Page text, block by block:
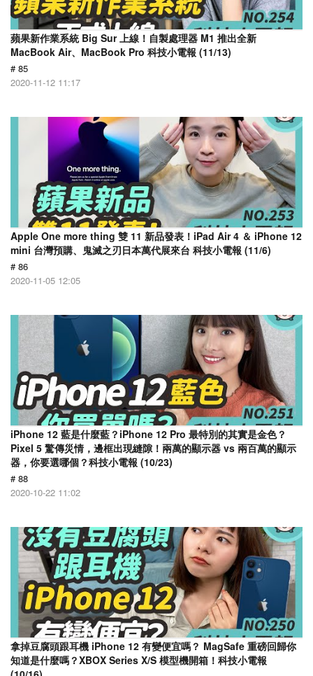
蘋果新作業系統 Big Sur 上線！自製處理器 M1 推出全新
MacBook Air、MacBook Pro 科技小電報 (11/13)
# 85
2020-11-12 11:17
Apple One more thing 雙 11 新品發表！iPad Air 4 ＆ iPhone 12
mini 台灣預購、鬼滅之刃日本萬代展來台 科技小電報 (11/6)
# 86
2020-11-05 12:05
iPhone 12 藍是什麼藍？iPhone 12 Pro 最特別的其實是金色？
Pixel 5 驚傳災情，邊框出現縫隙！兩萬的顯示器 vs 兩百萬的顯示
器，你要選哪個？科技小電報 (10/23)
# 88
2020-10-22 11:02
拿掉豆腐頭跟耳機 iPhone 12 有變便宜嗎？ MagSafe 重磅回歸你
知道是什麼嗎？XBOX Series X/S 模型機開箱！科技小電報